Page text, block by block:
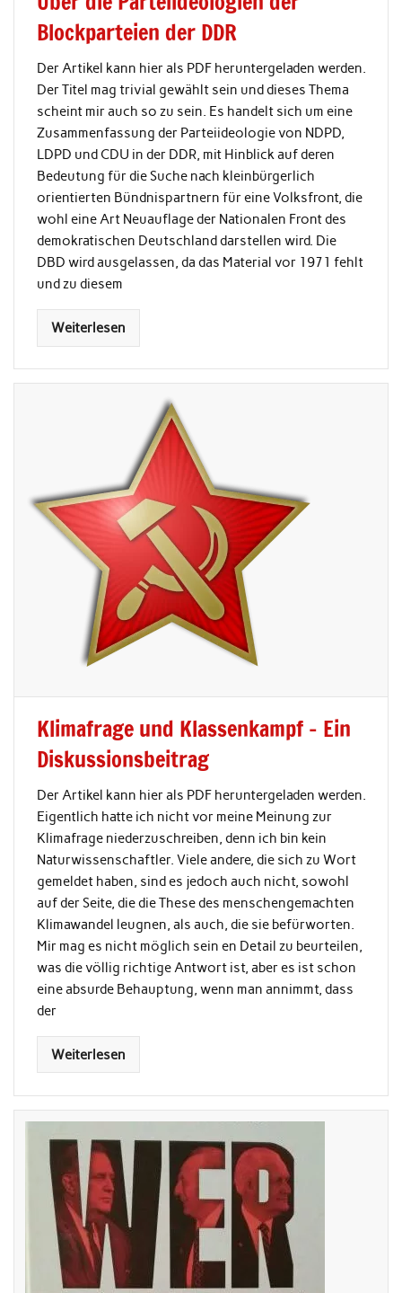
Blockparteien der DDR
Der Artikel kann hier als PDF heruntergeladen werden.
Der Titel mag trivial gewählt sein und dieses Thema
scheint mir auch so zu sein. Es handelt sich um eine
Zusammenfassung der Parteiideologie von NDPD,
LDPD und CDU in der DDR, mit Hinblick auf deren
Bedeutung für die Suche nach kleinbürgerlich
orientierten Bündnispartnern für eine Volksfront, die
wohl eine Art Neuauflage der Nationalen Front des
demokratischen Deutschland darstellen wird. Die
DBD wird ausgelassen, da das Material vor 1971 fehlt
und zu diesem
Weiterlesen
Klimafrage und Klassenkampf – Ein
Diskussionsbeitrag
Der Artikel kann hier als PDF heruntergeladen werden.
Eigentlich hatte ich nicht vor meine Meinung zur
Klimafrage niederzuschreiben, denn ich bin kein
Naturwissenschaftler. Viele andere, die sich zu Wort
gemeldet haben, sind es jedoch auch nicht, sowohl
auf der Seite, die die These des menschengemachten
Klimawandel leugnen, als auch, die sie befürworten.
Mir mag es nicht möglich sein en Detail zu beurteilen,
was die völlig richtige Antwort ist, aber es ist schon
eine absurde Behauptung, wenn man annimmt, dass
der
Weiterlesen